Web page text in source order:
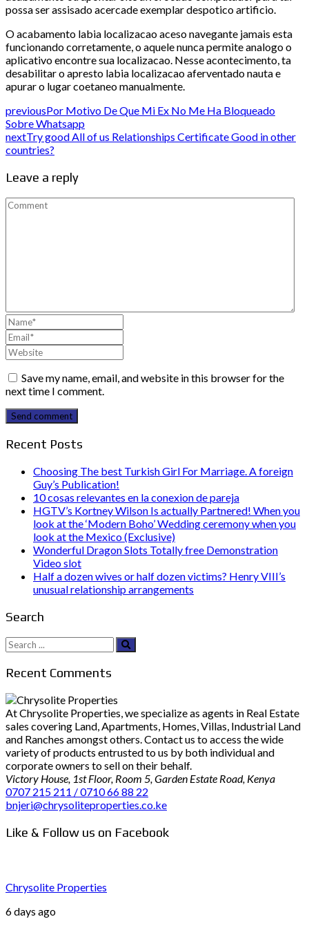
possa ser assisado acercade exemplar despotico artificio.
O acabamento labia localizacao aceso navegante jamais esta
funcionando corretamente, o aquele nunca permite analogo o
aplicativo encontre sua localizacao. Nesse acontecimento, ta
desabilitar o apresto labia localizacao aferventado nauta e
apurar o lugar coetaneo manualmente.
previousPor Motivo De Que Mi Ex No Me Ha Bloqueado
Sobre Whatsapp
nextTry good All of us Relationships Certificate Good in other
countries?
Leave a reply
Save my name, email, and website in this browser for the
next time I comment.
Send comment
Recent Posts
Choosing The best Turkish Girl For Marriage. A foreign
Guy’s Publication!
10 cosas relevantes en la conexion de pareja
HGTV’s Kortney Wilson Is actually Partnered! When you
look at the ‘Modern Boho’ Wedding ceremony when you
look at the Mexico (Exclusive)
Wonderful Dragon Slots Totally free Demonstration
Video slot
Half a dozen wives or half dozen victims? Henry VIII’s
unusual relationship arrangements
Search
Search
for:
Recent Comments
At Chrysolite Properties, we specialize as agents in Real Estate
sales covering Land, Apartments, Homes, Villas, Industrial Land
and Ranches amongst others. Contact us to access the wide
variety of products entrusted to us by both individual and
corporate owners to sell on their behalf.
Victory House, 1st Floor, Room 5, Garden Estate Road, Kenya
0707 215 211 / 0710 66 88 22
bnjeri@chrysoliteproperties.co.ke
Like & Follow us on Facebook
Chrysolite Properties
6 days ago